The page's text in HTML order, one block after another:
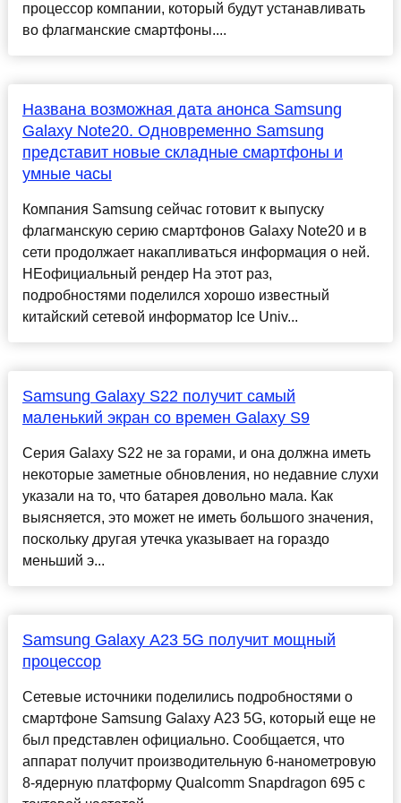
процессор компании, который будут устанавливать
во флагманские смартфоны....
Названа возможная дата анонса Samsung
Galaxy Note20. Одновременно Samsung
представит новые складные смартфоны и
умные часы
Компания Samsung сейчас готовит к выпуску
флагманскую серию смартфонов Galaxy Note20 и в
сети продолжает накапливаться информация о ней.
НЕофициальный рендер На этот раз,
подробностями поделился хорошо известный
китайский сетевой информатор Ice Univ...
Samsung Galaxy S22 получит самый
маленький экран со времен Galaxy S9
Серия Galaxy S22 не за горами, и она должна иметь
некоторые заметные обновления, но недавние слухи
указали на то, что батарея довольно мала. Как
выясняется, это может не иметь большого значения,
поскольку другая утечка указывает на гораздо
меньший э...
Samsung Galaxy A23 5G получит мощный
процессор
Сетевые источники поделились подробностями о
смартфоне Samsung Galaxy A23 5G, который еще не
был представлен официально. Сообщается, что
аппарат получит производительную 6-нанометровую
8-ядерную платформу Qualcomm Snapdragon 695 с